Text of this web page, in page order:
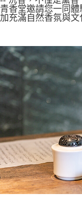
青香堂邀請您一同
加充滿自然香氛與文